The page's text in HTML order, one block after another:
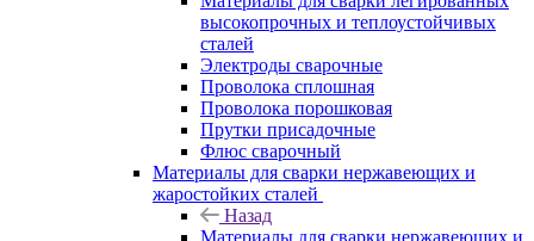
высокопрочных и теплоустойчивых
сталей
Электроды сварочные
Проволока сплошная
Проволока порошковая
Прутки присадочные
Флюс сварочный
Материалы для сварки нержавеющих и
жаростойких сталей
Назад
Материалы для сварки нержавеющих и